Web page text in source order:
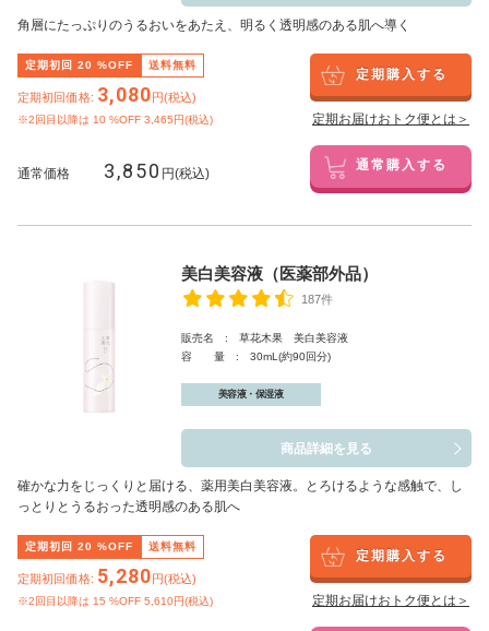
角層にたっぷりのうるおいをあたえ、明るく透明感のある肌へ導く
定期初回 20 %OFF 送料無料
定期初回価格: 3,080円(税込)
※2回目以降は 10 %OFF 3,465円(税込)
定期購入する
定期お届けおトク便とは＞
通常価格 3,850 円(税込) 通常購入する
美白美容液（医薬部外品）
187件
販売名 : 草花木果 美白美容液
容 量 : 30mL(約90回分)
美容液・保湿液
商品詳細を見る
確かな力をじっくりと届ける、薬用美白美容液。とろけるような感触で、し
っとりとうるおった透明感のある肌へ
定期初回 20 %OFF 送料無料
定期初回価格: 5,280円(税込)
※2回目以降は 15 %OFF 5,610円(税込)
定期購入する
定期お届けおトク便とは＞